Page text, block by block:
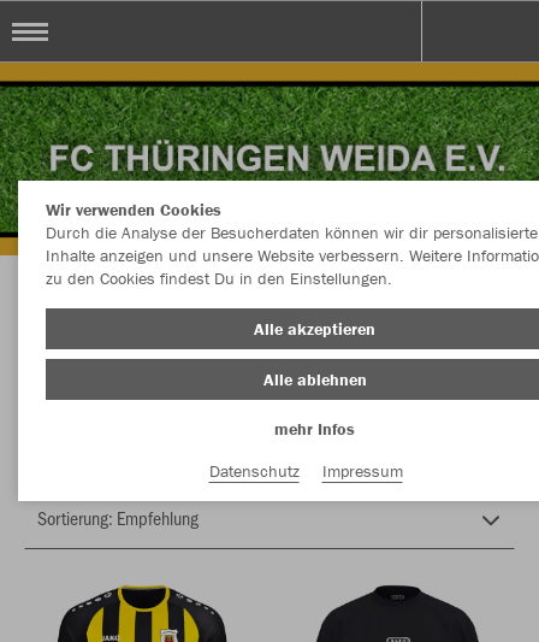
FC Thüringen Weida e.V.
Farbe
Wir verwenden Cookies
Durch die Analyse der Besucherdaten können wir dir personalisierte
Inhalte anzeigen und unsere Website verbessern. Weitere
zu den Cookies findest Du in den Einstellungen.
Alle akzeptieren
Alle ablehnen
mehr Infos
Datenschutz
Impressum